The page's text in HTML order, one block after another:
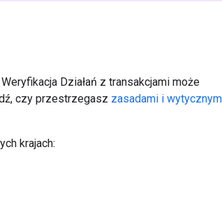
Działań z transakcjami może
czy przestrzegasz zasadami i
krajach: